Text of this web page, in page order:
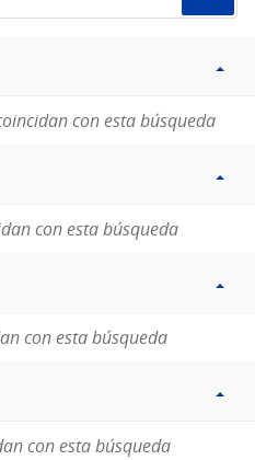
con esta búsqueda
con esta búsqueda
con esta búsqueda
con esta búsqueda